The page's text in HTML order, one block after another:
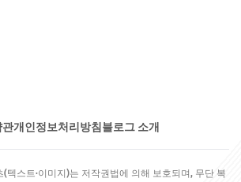
관개인정보처리방침 블로그 소개
텍스트·이미지)는 저작권법에 의해 보호되며, 무단 복